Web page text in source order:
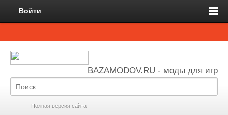
Войти
BAZAMODOV.RU - моды для игр
Полная версия сайта